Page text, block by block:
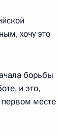
хочу это
борьбы
и это,
первом месте